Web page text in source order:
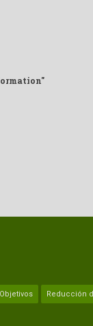
Objetivos Reducción